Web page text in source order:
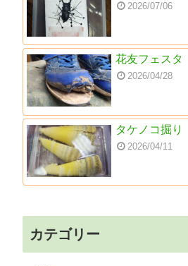
2026/07/06
花友フェスタ
2026/04/28
タケノコ掘り
2026/04/11
カテゴリー